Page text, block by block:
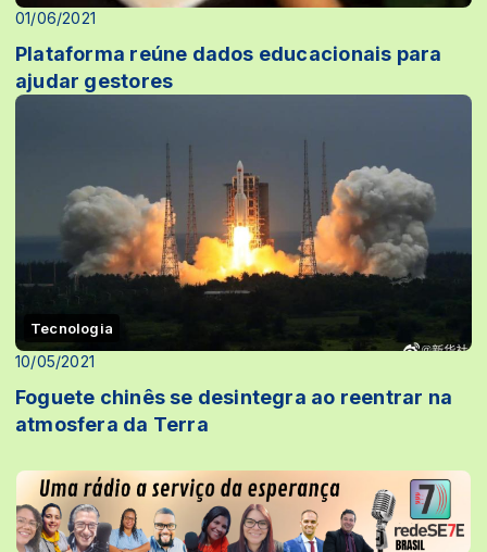
01/06/2021
Plataforma reúne dados educacionais para
ajudar gestores
Tecnologia
10/05/2021
Foguete chinês se desintegra ao reentrar na
atmosfera da Terra